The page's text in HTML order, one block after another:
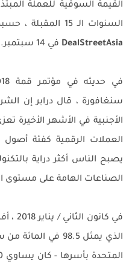
السنوات الـ 15 المقبلة ، حسبما أفاد به موقع أخبار البورصة
DealStreetAsia في 14 سبتمبر.
سنغافورة ، قال درابر إن
الأجنبية في الأشهر الأخيرة
العملات الرقمية كفئة أصول
يصبح الناس أكثر دراية
الصناعات الهامة على مستوى
الذي يمثل 98.5 في